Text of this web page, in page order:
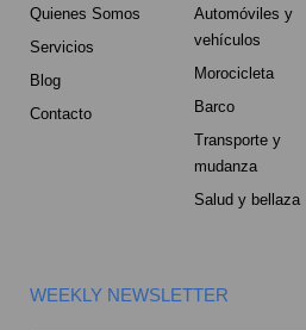
Quienes Somos
Servicios
Blog
Contacto
Automóviles y
vehículos
Morocicleta
Barco
Transporte y
mudanza
Salud y bellaza
WEEKLY NEWSLETTER